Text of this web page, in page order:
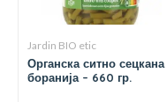
Jardin BIO etic
Органска ситно сецкана
боранија – 660 гр.